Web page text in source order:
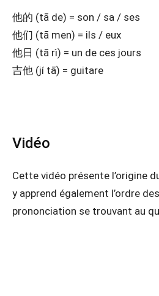
他的 (tā de) = son / sa / ses
他们 (tā men) = ils / eux
他日 (tā rì) = un de ces jours
吉他 (jí tā) = guitare
Vidéo
Cette vidéo présente l’origine
y apprend également l’ordre
prononciation se trouvant au